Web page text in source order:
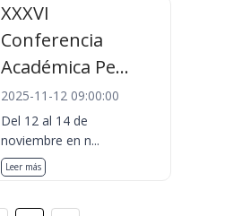
XXXVI
Conferencia
Académica Pe...
2025-11-12 09:00:00
Del 12 al 14 de
noviembre en n...
Leer más